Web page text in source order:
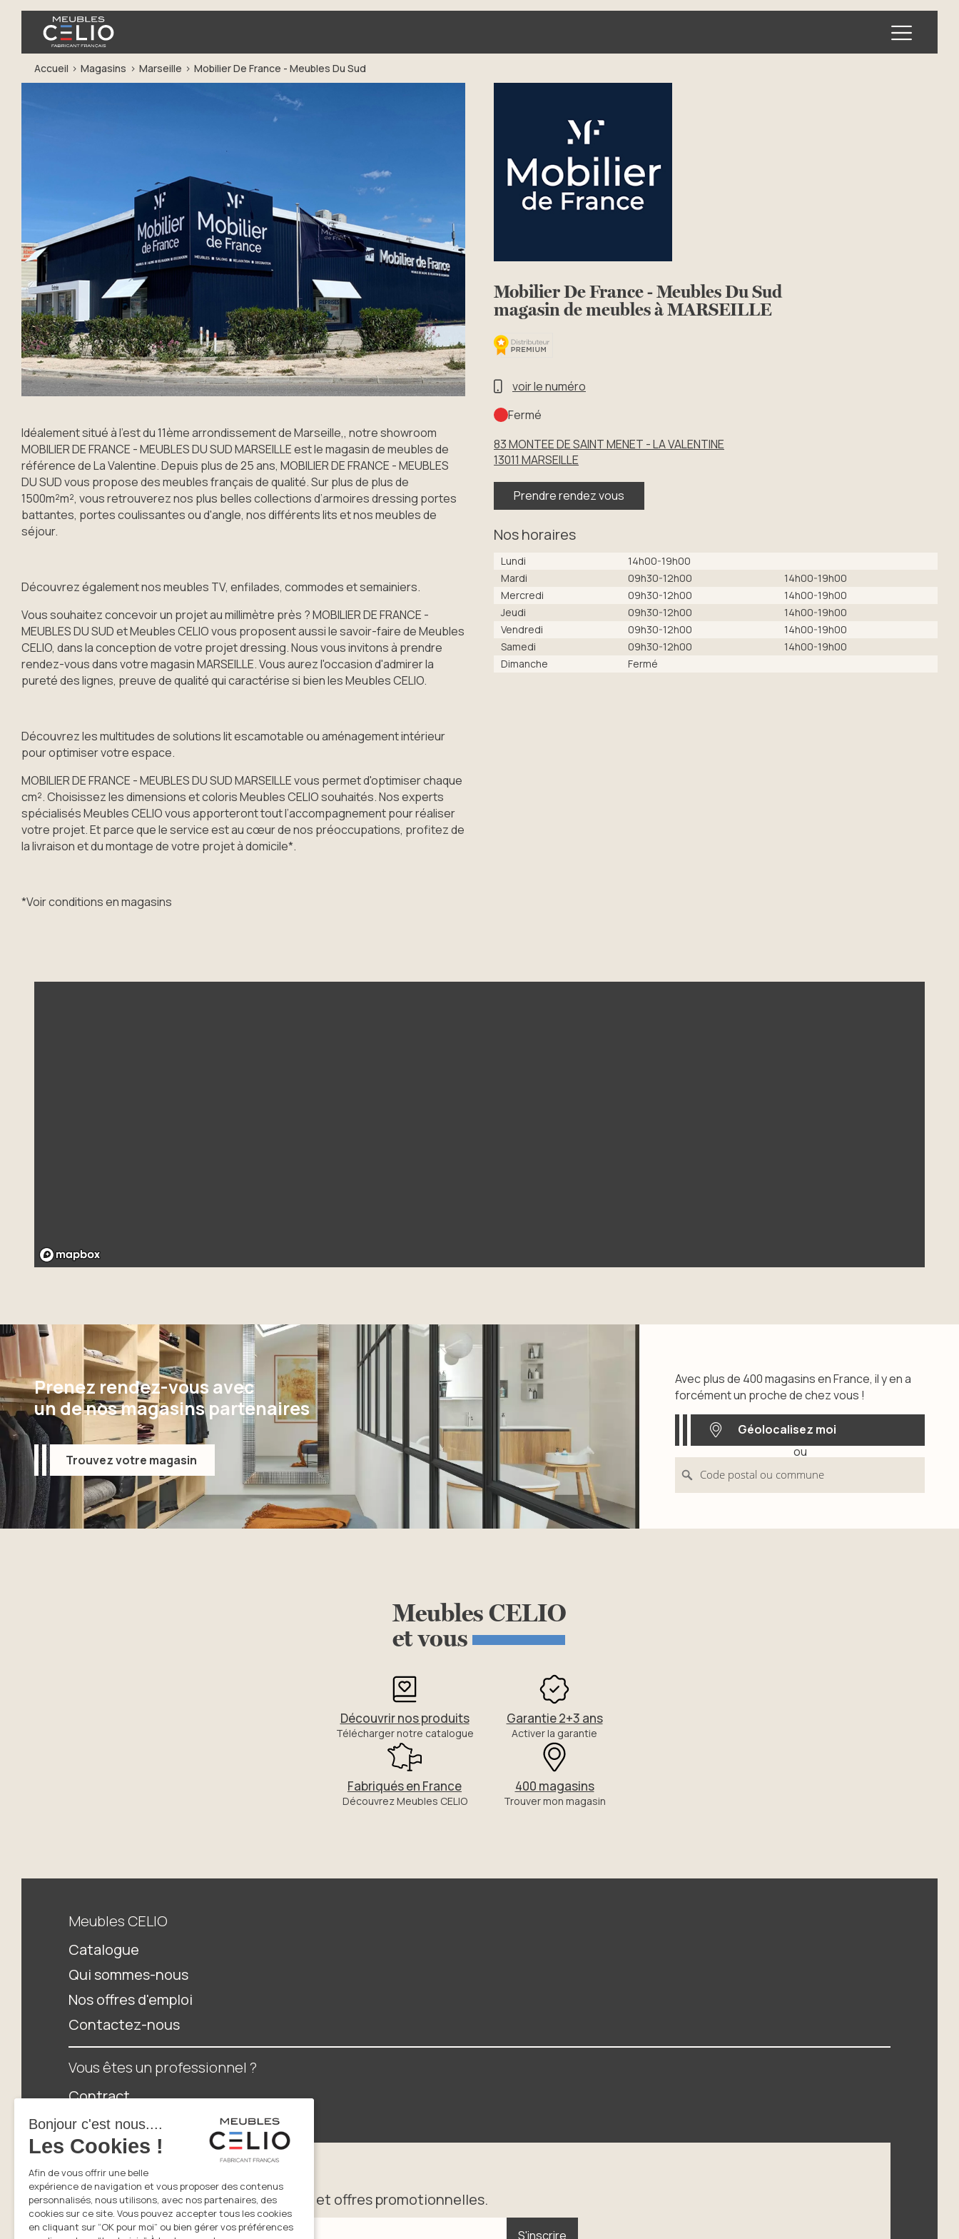
Accueil Magasins Marseille Mobilier De France - Meubles Du Sud
Mobilier De France - Meubles Du Sud
magasin de meubles à MARSEILLE
voir le numéro
Fermé
83 MONTEE DE SAINT MENET - LA VALENTINE
13011 MARSEILLE
Prendre rendez vous
Nos horaires
Lundi
14h00-19h00
Mardi
09h30-12h00
14h00-19h00
Mercredi
09h30-12h00
14h00-19h00
Jeudi
09h30-12h00
14h00-19h00
Vendredi
09h30-12h00
14h00-19h00
Samedi
09h30-12h00
14h00-19h00
Dimanche
Fermé
Idéalement situé à l'est du 11ème arrondissement de Marseille,, notre showroom
MOBILIER DE FRANCE - MEUBLES DU SUD MARSEILLE est le magasin de meubles de
référence de La Valentine. Depuis plus de 25 ans, MOBILIER DE FRANCE - MEUBLES
DU SUD vous propose des meubles français de qualité. Sur plus de plus de
1500m²m², vous retrouverez nos plus belles collections d’armoires dressing portes
battantes, portes coulissantes ou d'angle, nos différents lits et nos meubles de
séjour.
Découvrez également nos meubles TV, enfilades, commodes et semainiers.
Vous souhaitez concevoir un projet au millimètre près ? MOBILIER DE FRANCE -
MEUBLES DU SUD et Meubles CELIO vous proposent aussi le savoir-faire de Meubles
CELIO, dans la conception de votre projet dressing. Nous vous invitons à prendre
rendez-vous dans votre magasin MARSEILLE. Vous aurez l'occasion d'admirer la
pureté des lignes, preuve de qualité qui caractérise si bien les Meubles CELIO.
Découvrez les multitudes de solutions lit escamotable ou aménagement intérieur
pour optimiser votre espace.
MOBILIER DE FRANCE - MEUBLES DU SUD MARSEILLE vous permet d'optimiser chaque
cm². Choisissez les dimensions et coloris Meubles CELIO souhaités. Nos experts
spécialisés Meubles CELIO vous apporteront tout l’accompagnement pour réaliser
votre projet. Et parce que le service est au cœur de nos préoccupations, profitez de
la livraison et du montage de votre projet à domicile*.
*Voir conditions en magasins
Prenez rendez-vous avec
un de nos magasins partenaires
Trouvez votre magasin
Trouvez votre magasin
Avec plus de 400 magasins en France, il y en a
forcément un proche de chez vous !
Géolocalisez moi
Géolocalisez moi
ou
Code postal ou commune
MeublesCELIO
etvous
Découvrir nos produits
Télécharger notre catalogue
Garantie 2+3 ans
Activer la garantie
Fabriqués en France
Découvrez Meubles CELIO
400 magasins
Trouver mon magasin
Meubles CELIO
Catalogue
Qui sommes-nous
Nos offres d'emploi
Contactez-nous
Vous êtes un professionnel ?
Contract
Espace distributeurs
Newsletter
Suivez nos tendances, innovations et offres promotionnelles.
Saisissez votre adresse email S'inscrire
S'inscrire